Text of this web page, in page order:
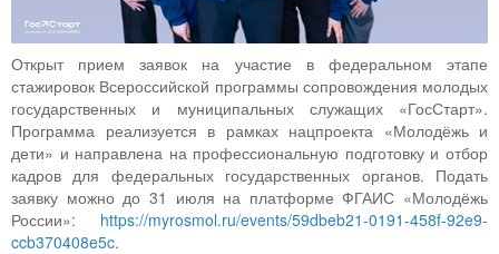
Открыт прием заявок на участие в федеральном этапе
стажировок Всероссийской программы сопровождения молодых
государственных и муниципальных служащих «ГосСтарт».
Программа реализуется в рамках нацпроекта «Молодёжь и
дети» и направлена на профессиональную подготовку и отбор
кадров для федеральных государственных органов. Подать
заявку можно до 31 июля на платформе ФГАИС «Молодёжь
России»: https://myrosmol.ru/events/59dbeb21-0191-458f-92e9-
ccb370408e5c.